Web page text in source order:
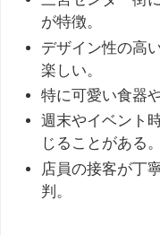
が特徴。
デザイン性の高
楽しい。
特に可愛い食器
週末やイベント
じることがある。
店員の接客が丁
判。